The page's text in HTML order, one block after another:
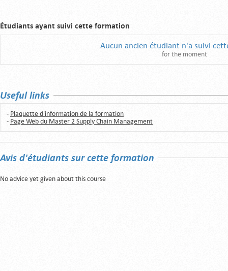
Étudiants ayant suivi cette formation
Aucun ancien étudiant n'a suivi
for the moment
Useful links
- Plaquette d'information de la formation
- Page Web du Master 2 Supply Chain Management
Avis d'étudiants sur cette formation
No advice yet given about this course